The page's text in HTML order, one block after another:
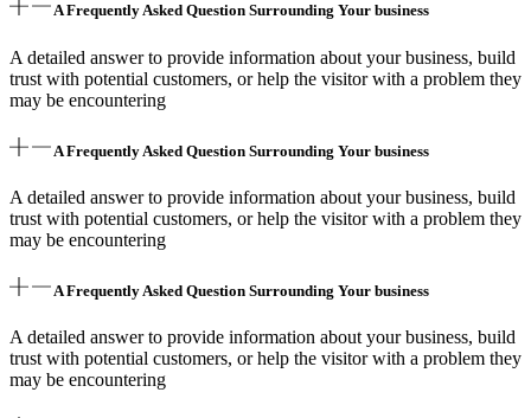
A Frequently Asked Question Surrounding Your business
A detailed answer to provide information about your business, build
trust with potential customers, or help the visitor with a problem they
may be encountering
A Frequently Asked Question Surrounding Your business
A detailed answer to provide information about your business, build
trust with potential customers, or help the visitor with a problem they
may be encountering
A Frequently Asked Question Surrounding Your business
A detailed answer to provide information about your business, build
trust with potential customers, or help the visitor with a problem they
may be encountering